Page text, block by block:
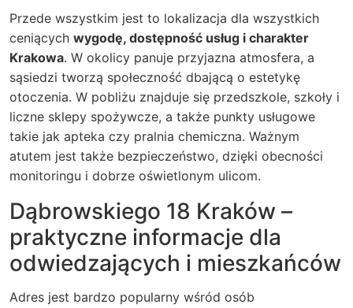
Przede wszystkim jest to lokalizacja dla wszystkich
ceniących wygodę, dostępność usług i charakter
Krakowa. W okolicy panuje przyjazna atmosfera, a
sąsiedzi tworzą społeczność dbającą o estetykę
otoczenia. W pobliżu znajduje się przedszkole, szkoły i
liczne sklepy spożywcze, a także punkty usługowe
takie jak apteka czy pralnia chemiczna. Ważnym
atutem jest także bezpieczeństwo, dzięki obecności
monitoringu i dobrze oświetlonym ulicom.
Dąbrowskiego 18 Kraków –
praktyczne informacje dla
odwiedzających i mieszkańców
Adres jest bardzo popularny wśród osób